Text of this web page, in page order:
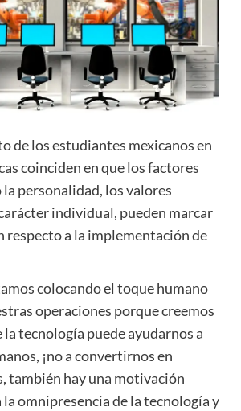
de los estudiantes mexicanos en
coinciden en que los factores
la personalidad, los valores
individual, pueden marcar
respecto a la implementación de
colocando el toque humano
operaciones porque creemos
tecnología puede ayudarnos a
¡no a convertirnos en
también hay una motivación
omnipresencia de la tecnología y